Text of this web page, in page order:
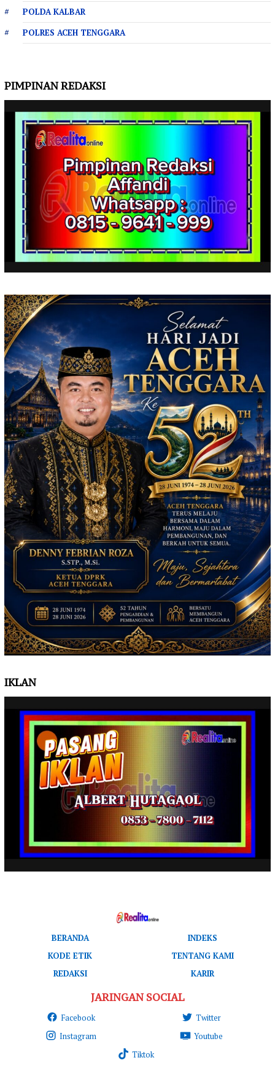
POLDA KALBAR
POLRES ACEH TENGGARA
PIMPINAN REDAKSI
IKLAN
BERANDA
INDEKS
KODE ETIK
TENTANG KAMI
REDAKSI
KARIR
JARINGAN SOCIAL
Facebook
Twitter
Instagram
Youtube
Tiktok